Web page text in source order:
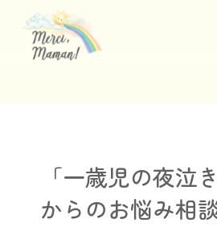
「一歳児の夜泣
からのお悩み相